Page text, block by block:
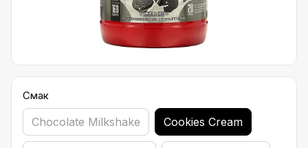
Смак
Chocolate Milkshake Cookies Cream